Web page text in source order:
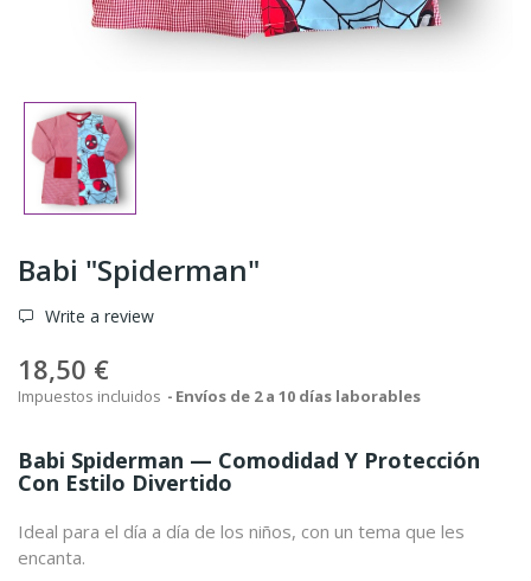
Babi "Spiderman"
Write a review
18,50 €
Impuestos incluidos Envíos de 2 a 10 días laborables
Babi Spiderman — Comodidad Y Protección
Con Estilo Divertido
Ideal para el día a día de los niños, con un tema que les
encanta.